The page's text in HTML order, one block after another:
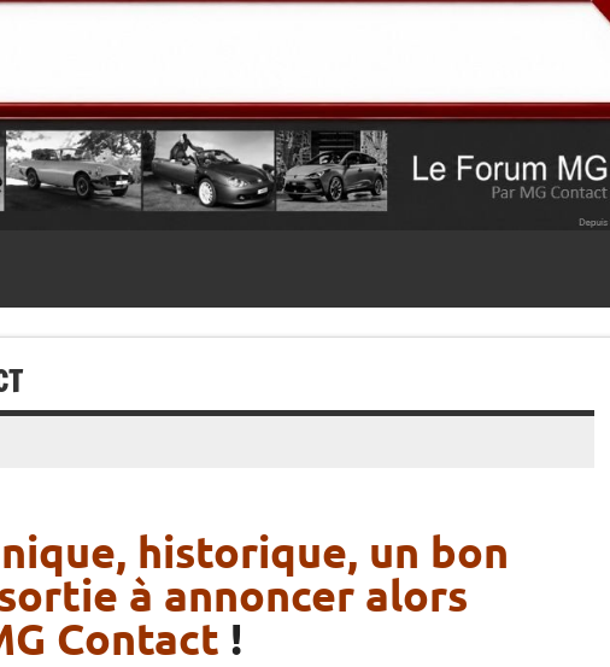
historique, un bon
à annoncer alors
Contact !